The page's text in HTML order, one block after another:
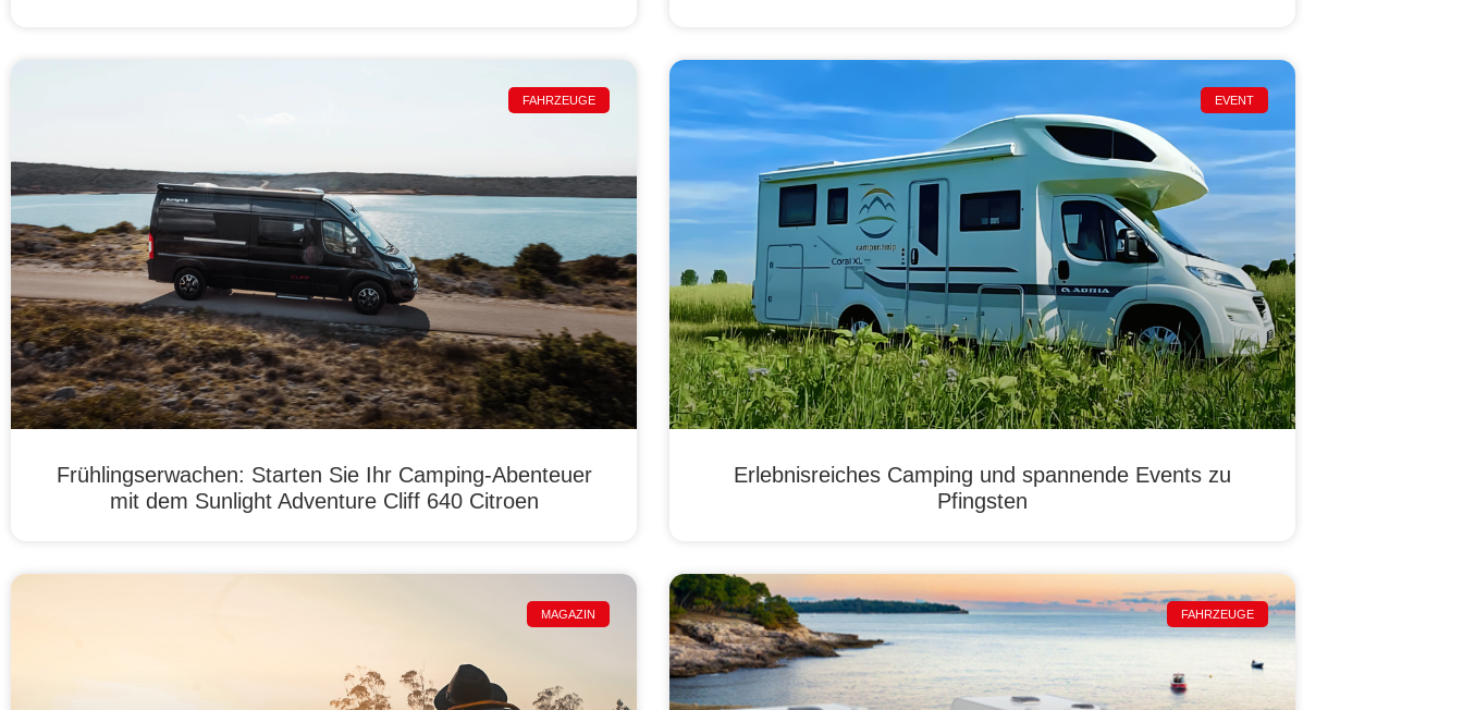
FAHRZEUGE
Frühlingserwachen: Starten Sie Ihr Camping-Abenteuer
mit dem Sunlight Adventure Cliff 640 Citroen
EVENT
Erlebnisreiches Camping und spannende Events zu
Pfingsten
MAGAZIN FAHRZEUGE